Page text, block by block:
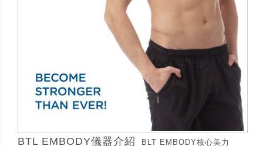
BTL EMBODY儀器介紹
BLT EMBODY核心美力